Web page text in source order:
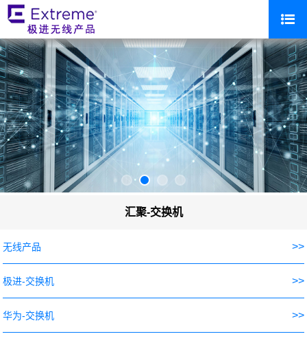
汇聚-交换机
无线产品 >>
极进-交换机 >>
华为-交换机 >>